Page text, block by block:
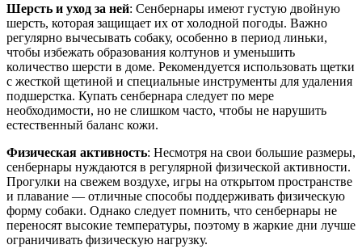
Шерсть и уход за ней: Сенбернары имеют густую двойную
шерсть, которая защищает их от холодной погоды. Важно
регулярно вычесывать собаку, особенно в период линьки,
чтобы избежать образования колтунов и уменьшить
количество шерсти в доме. Рекомендуется использовать щетки
с жесткой щетиной и специальные инструменты для удаления
подшерстка. Купать сенбернара следует по мере
необходимости, но не слишком часто, чтобы не нарушить
естественный баланс кожи.
Физическая активность: Несмотря на свои большие размеры,
сенбернары нуждаются в регулярной физической активности.
Прогулки на свежем воздухе, игры на открытом пространстве
и плавание — отличные способы поддерживать физическую
форму собаки. Однако следует помнить, что сенбернары не
переносят высокие температуры, поэтому в жаркие дни лучше
ограничивать физическую нагрузку.